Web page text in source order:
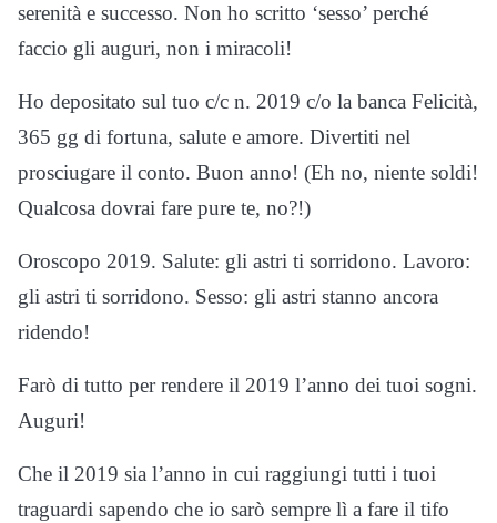
serenità e successo. Non ho scritto ‘sesso’ perché
faccio gli auguri, non i miracoli!
Ho depositato sul tuo c/c n. 2019 c/o la banca Felicità,
365 gg di fortuna, salute e amore. Divertiti nel
prosciugare il conto. Buon anno! (Eh no, niente soldi!
Qualcosa dovrai fare pure te, no?!)
Oroscopo 2019. Salute: gli astri ti sorridono. Lavoro:
gli astri ti sorridono. Sesso: gli astri stanno ancora
ridendo!
Farò di tutto per rendere il 2019 l’anno dei tuoi sogni.
Auguri!
Che il 2019 sia l’anno in cui raggiungi tutti i tuoi
traguardi sapendo che io sarò sempre lì a fare il tifo